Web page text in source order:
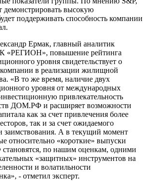
высокую
поддерживать способность компании
Ермак, главный аналитик
«РЕГИОН», повышение рейтинга
уровня свидетельствует о
в реализации жилищной
«В то же время, наличие двух
уровня от международных
привлекательность
ДОМ.РФ и расширяет возможности
как за счет привлечения более
так и за счет ожидаемого
заимствования. А в текущий момент
относительно «короткие» выпуски
по нашим оценкам, одними
«защитных» инструментов на
и волатильности
- отметил эксперт.